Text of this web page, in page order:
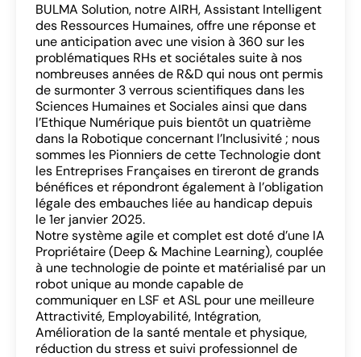
BULMA Solution, notre AIRH, Assistant Intelligent
des Ressources Humaines, offre une réponse et
une anticipation avec une vision à 360 sur les
problématiques RHs et sociétales suite à nos
nombreuses années de R&D qui nous ont permis
de surmonter 3 verrous scientifiques dans les
Sciences Humaines et Sociales ainsi que dans
l’Ethique Numérique puis bientôt un quatrième
dans la Robotique concernant l’Inclusivité ; nous
sommes les Pionniers de cette Technologie dont
les Entreprises Françaises en tireront de grands
bénéfices et répondront également à l’obligation
légale des embauches liée au handicap depuis
le 1er janvier 2025.
Notre système agile et complet est doté d’une IA
Propriétaire (Deep & Machine Learning), couplée
à une technologie de pointe et matérialisé par un
robot unique au monde capable de
communiquer en LSF et ASL pour une meilleure
Attractivité, Employabilité, Intégration,
Amélioration de la santé mentale et physique,
réduction du stress et suivi professionnel de